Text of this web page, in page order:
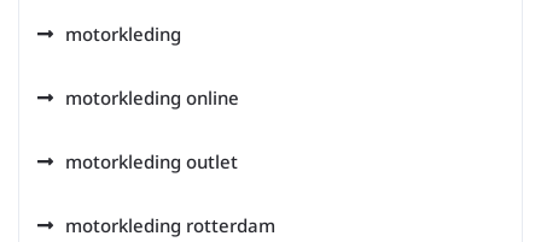
motorkleding
motorkleding online
motorkleding outlet
motorkleding rotterdam